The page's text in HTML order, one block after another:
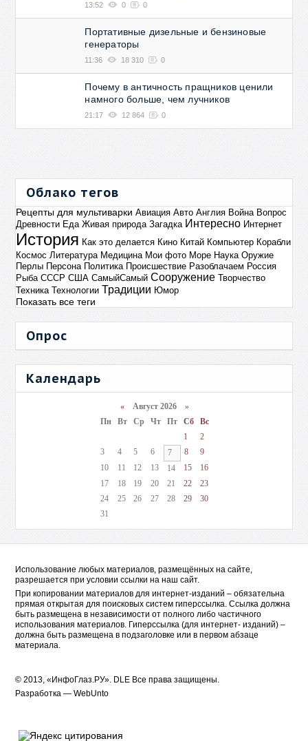
13:52 0 0
Портативные дизельные и бензиновые
генераторы
11:36 18 310 0
Почему в античность пращников ценили
намного больше, чем лучников
21:17 12 864 0
Облако тегов
Рецепты для мультиварки Авиация Авто Англия Война Вопрос
Древности Еда Живая природа Загадка Интересно Интернет
История Как это делается Кино Китай Компьютер Корабли
Космос Литература Медицина Мои фото Море Наука Оружие
Перлы Персона Политика Происшествие Разоблачаем Россия
Рыба СССР США СамыйСамый Сооружение Творчество
Техника Технологии Традиции Юмор
Показать все теги
Опрос
Календарь
«Август 2026 »
Пн
Вт Ср Чт Пт Сб
Вс
1
2
3
4 5 6 7 8
9
10
11 12 13 14 15
16
17
18 19 20 21 22
23
24
25 26 27 28 29
30
31
Использование любых материалов, размещённых на сайте,
разрешается при условии ссылки на наш сайт.
При копировании материалов для интернет-изданий – обязательна
прямая открытая для поисковых систем гиперссылка. Ссылка должна
быть размещена в независимости от полного либо частичного
использования материалов. Гиперссылка (для интернет- изданий) –
должна быть размещена в подзаголовке или в первом абзаце
материала.
© 2013, «ИнфоГлаз.РУ». DLE Все права защищены.
Разработка —WebUnto